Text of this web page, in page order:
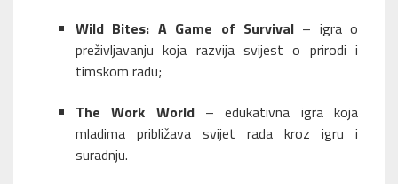
Wild Bites: A Game of Survival– igra o
preživljavanju koja razvija svijest o prirodi i
timskom radu;
The Work World– edukativna igra koja
mladima približava svijet rada kroz igru i
suradnju.